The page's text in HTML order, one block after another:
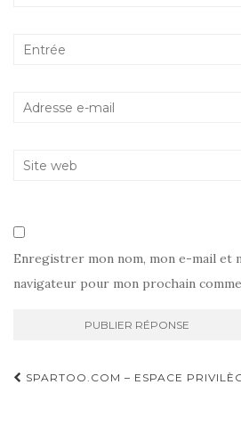
Enregistrer mon nom, mon e-mail et
navigateur pour mon prochain
Navigation
SPARTOO.COM – ESPACE